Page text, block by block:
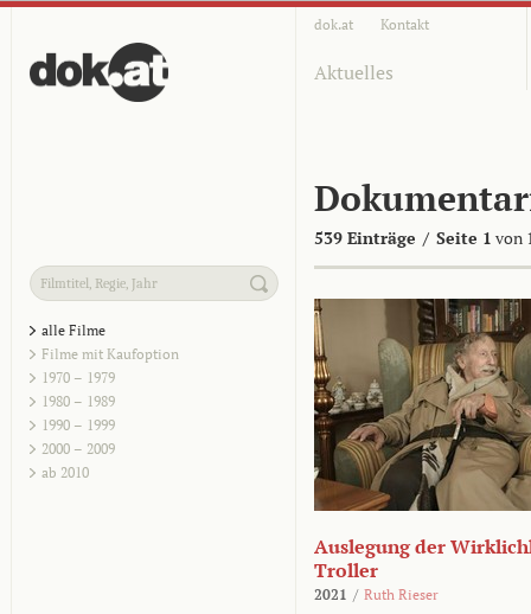
dok.at Kontakt
Aktuelles
539 Einträge / Seite 1 von
alle Filme
Filme mit Kaufoption
1970 – 1979
1980 – 1989
1990 – 1999
2000 – 2009
ab 2010
Auslegung der
Troller
2021 / Ruth Rieser